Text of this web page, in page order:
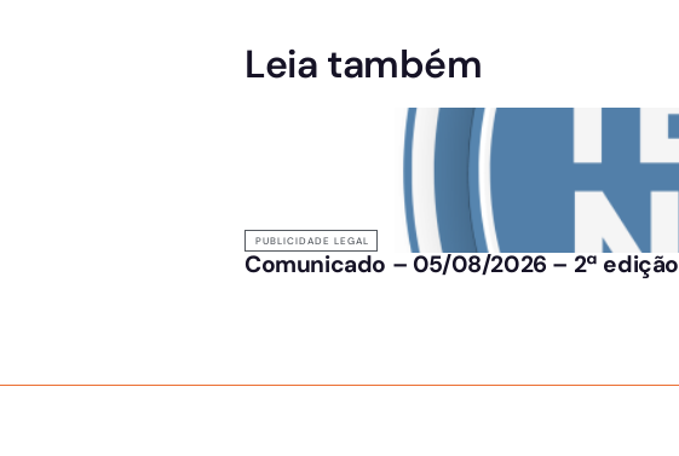
Leia também
PUBLICIDADE LEGAL
Comunicado – 05/08/2026 – 2ª edição